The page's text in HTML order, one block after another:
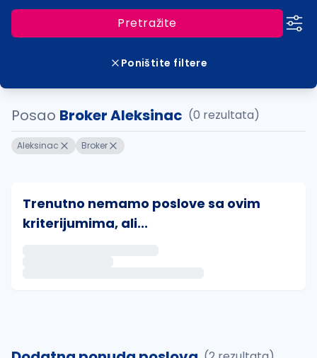
Pretražite
Poništite filtere
Posao Broker Aleksinac (0 rezultata)
Aleksinac Broker
Trenutno nemamo poslove sa ovim
kriterijumima, ali...